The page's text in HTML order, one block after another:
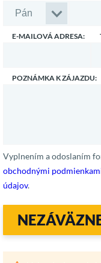
E-MAILOVÁ ADRESA:
POZNÁMKA K ZÁJAZDU:
Vyplnením a odoslaním
obchodnými
údajov.